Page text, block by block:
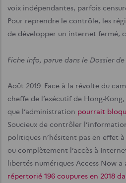
voix indépendantes, parfois
Pour reprendre le contrôle, les
de développer un internet fermé,
Fiche info, parue dans le Dossier de
Août 2019. Face à la révolte du
cheffe de l’exécutif de Hong-
que l’administration pourrait
Soucieux de contrôler
politiques n’hésitent pas en effet
ou complètement l’accès à
libertés numériques Access Now a
répertorié 196 coupures en 2018